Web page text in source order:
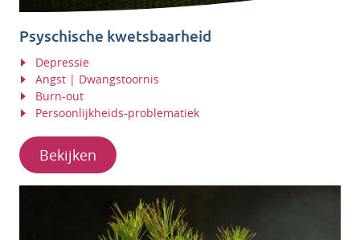
Psyschische kwetsbaarheid
Depressie
Angst | Dwangstoornis
Burn-out
Persoonlijkheids-problematiek
Bekijken